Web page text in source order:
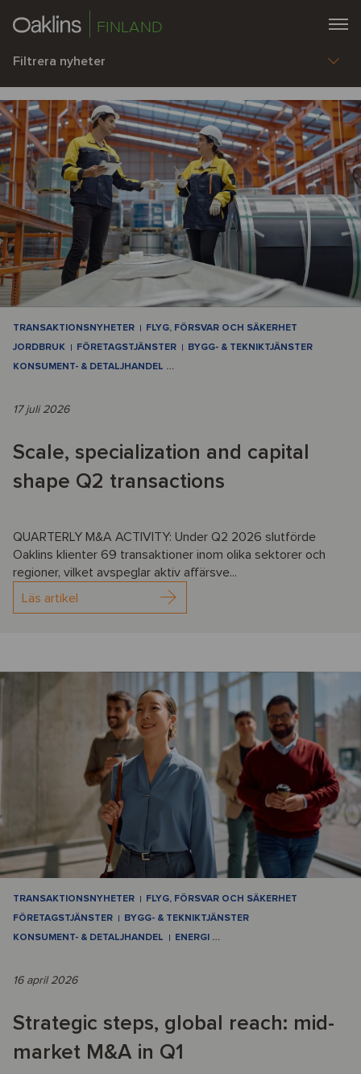
FINLAND
Filtrera nyheter
TRANSAKTIONSNYHETER
FLYG, FÖRSVAR OCH SÄKERHET
JORDBRUK
FÖRETAGSTJÄNSTER
BYGG- & TEKNIKTJÄNSTER
KONSUMENT- & DETALJHANDEL …
17 juli 2026
Scale, specialization and capital
shape Q2 transactions
QUARTERLY M&A ACTIVITY: Under Q2 2026 slutförde
Oaklins klienter 69 transaktioner inom olika sektorer och
regioner, vilket avspeglar aktiv affärsve...
Läs artikel
TRANSAKTIONSNYHETER
FLYG, FÖRSVAR OCH SÄKERHET
FÖRETAGSTJÄNSTER
BYGG- & TEKNIKTJÄNSTER
KONSUMENT- & DETALJHANDEL
ENERGI …
16 april 2026
Strategic steps, global reach: mid-
market M&A in Q1